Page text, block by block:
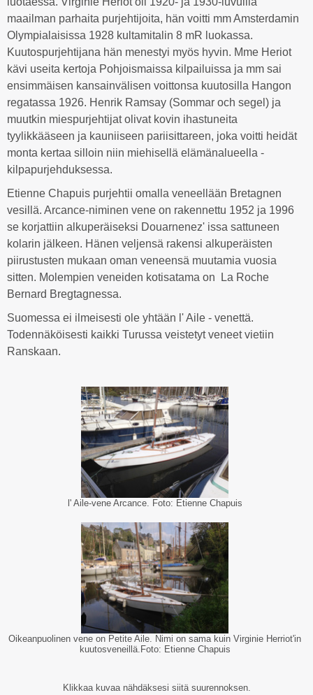
maailman parhaita purjehtijoita, hän voitti mm Amsterdamin
Olympialaisissa 1928 kultamitalin 8 mR luokassa.
Kuutospurjehtijana hän menestyi myös hyvin. Mme Heriot
kävi useita kertoja Pohjoismaissa kilpailuissa ja mm sai
ensimmäisen kansainvälisen voittonsa kuutosilla Hangon
regatassa 1926. Henrik Ramsay (Sommar och segel) ja
muutkin miespurjehtijat olivat kovin ihastuneita
tyylikkääseen ja kauniiseen pariisittareen, joka voitti heidät
monta kertaa silloin niin miehisellä elämänalueella -
kilpapurjehduksessa.
Etienne Chapuis purjehtii omalla veneellään Bretagnen
vesillä. Arcance-niminen vene on rakennettu 1952 ja 1996
se korjattiin alkuperäiseksi Douarnenez' issa sattuneen
kolarin jälkeen. Hänen veljensä rakensi alkuperäisten
piirustusten mukaan oman veneensä muutamia vuosia
sitten. Molempien veneiden kotisatama on La Roche
Bernard Bregtagnessa.
Suomessa ei ilmeisesti ole yhtään l' Aile - venettä.
Todennäköisesti kaikki Turussa veistetyt veneet vietiin
Ranskaan.
l' Aile-vene Arcance. Foto: Etienne Chapuis
Oikeanpuolinen vene on Petite Aile. Nimi on sama kuin Virginie Herriot'in
kuutosveneillä.Foto: Etienne Chapuis
Klikkaa kuvaa nähdäksesi siitä suurennoksen.